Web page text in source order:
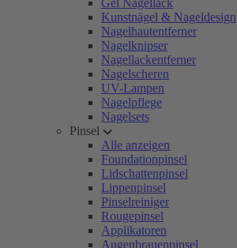
Gel Nagellack
Kunstnägel & Nageldesign
Nagelhautentferner
Nagelknipser
Nagellackentferner
Nagelscheren
UV-Lampen
Nagelpflege
Nagelsets
Pinsel
Alle anzeigen
Foundationpinsel
Lidschattenpinsel
Lippenpinsel
Pinselreiniger
Rougepinsel
Applikatoren
Augenbrauenpinsel